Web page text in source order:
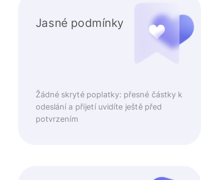
Jasné podmínky
Žádné skryté poplatky: přesné částky k
odeslání a přijetí uvidíte ještě před
potvrzením